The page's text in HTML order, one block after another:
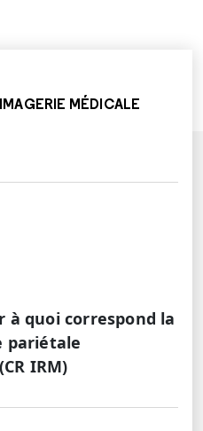
IMAGERIE MÉDICALE
à quoi correspond la
pariétale
IRM)